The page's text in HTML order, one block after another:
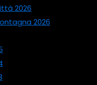
2026
2026